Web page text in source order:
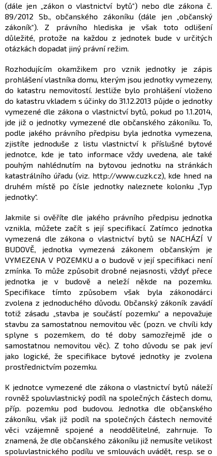
(dále jen „zákon o vlastnictví bytů“) nebo dle zákona č.
89/2012 Sb., občanského zákoníku (dále jen „občanský
zákoník“). Z právního hlediska je však toto odlišení
důležité, protože na každou z jednotek bude v určitých
otázkách dopadat jiný právní režim.
Rozhodujícím okamžikem pro vznik jednotky je zápis
prohlášení vlastníka domu, kterým jsou jednotky vymezeny,
do katastru nemovitostí. Jestliže bylo prohlášení vloženo
do katastru vkladem s účinky do 31.12.2013 půjde o jednotky
vymezené dle zákona o vlastnictví bytů, pokud po 1.1.2014,
jde již o jednotky vymezené dle občanského zákoníku. To,
podle jakého právního předpisu byla jednotka vymezena,
zjistíte jednoduše z listu vlastnictví k příslušné bytové
jednotce, kde je tato informace vždy uvedena, ale také
pouhým nahlédnutím na bytovou jednotku na stránkách
katastrálního úřadu (viz. http://www.cuzk.cz), kde hned na
druhém místě po čísle jednotky naleznete kolonku „Typ
jednotky“.
Jakmile si ověříte dle jakého právního předpisu jednotka
vznikla, můžete začít s její specifikací. Zatímco jednotka
vymezená dle zákona o vlastnictví bytů se NACHÁZÍ V
BUDOVĚ, jednotka vymezená zákonem občanským je
VYMEZENA V POZEMKU a o budově v její specifikaci není
zmínka. To může způsobit drobné nejasnosti, vždyť přece
jednotka je v budově a neleží někde na pozemku.
Specifikace tímto způsobem však byla zákonodárci
zvolena z jednoduchého důvodu. Občanský zákoník zavádí
totiž zásadu „stavba je součástí pozemku“ a nepovažuje
stavbu za samostatnou nemovitou věc (pozn. ve chvíli kdy
splyne s pozemkem, do té doby samozřejmě jde o
samostatnou nemovitou věc). Z toho důvodu se pak jeví
jako logické, že specifikace bytové jednotky je zvolena
prostřednictvím pozemku.
K jednotce vymezené dle zákona o vlastnictví bytů náleží
rovněž spoluvlastnický podíl na společných částech domu,
příp. pozemku pod budovou. Jednotka dle občanského
zákoníku, však již podíl na společných částech nemovité
věci vzájemně spojené a neoddělitelné, zahrnuje. To
znamená, že dle občanského zákoníku již nemusíte velikost
spoluvlastnického podílu ve smlouvách uvádět, resp. se o